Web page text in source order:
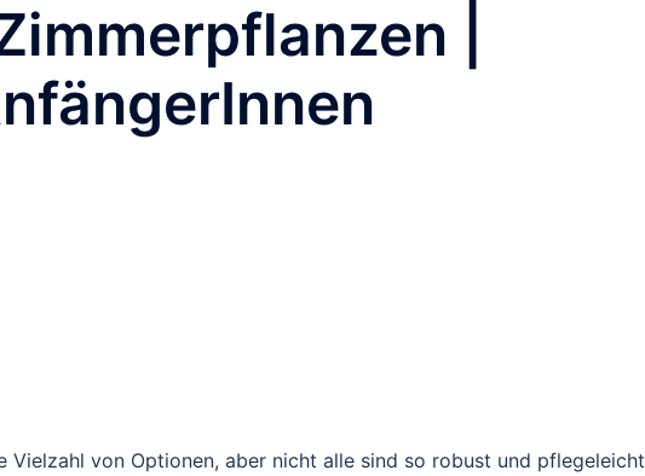
|
Vielzahl von Optionen, aber nicht alle sind so robust und pflegeleicht